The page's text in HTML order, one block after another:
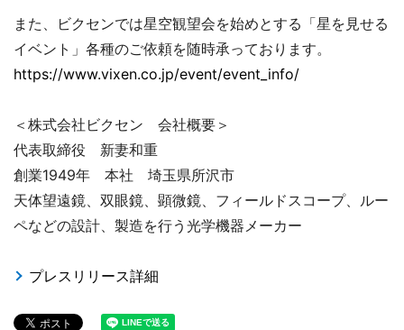
また、ビクセンでは星空観望会を始めとする「星を見せる
イベント」各種のご依頼を随時承っております。
https://www.vixen.co.jp/event/event_info/
＜株式会社ビクセン 会社概要＞
代表取締役 新妻和重
創業1949年 本社 埼玉県所沢市
天体望遠鏡、双眼鏡、顕微鏡、フィールドスコープ、ルー
ペなどの設計、製造を行う光学機器メーカー
プレスリリース詳細